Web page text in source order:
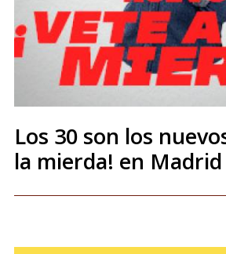
Los 30 son los
la mierda! en Madrid